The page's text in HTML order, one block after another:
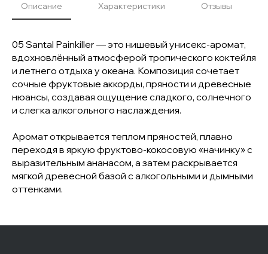
Описание Характеристики Отзывы
05 Santal Painkiller — это нишевый унисекс-аромат,
вдохновлённый атмосферой тропического коктейля
и летнего отдыха у океана. Композиция сочетает
сочные фруктовые аккорды, пряности и древесные
нюансы, создавая ощущение сладкого, солнечного
и слегка алкогольного наслаждения.
Аромат открывается теплом пряностей, плавно
переходя в яркую фруктово-кокосовую «начинку» с
выразительным ананасом, а затем раскрывается
мягкой древесной базой с алкогольными и дымными
оттенками.